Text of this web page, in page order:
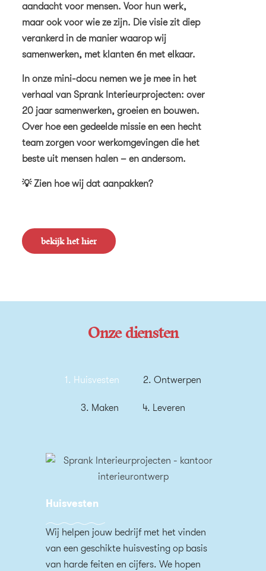
aandacht voor mensen. Voor hun werk,
maar ook voor wie ze zijn. Die visie zit diep
verankerd in de manier waarop wij
samenwerken, met klanten én met elkaar.
In onze mini-docu nemen we je mee in het
verhaal van Sprank Interieurprojecten: over
20 jaar samenwerken, groeien en bouwen.
Over hoe een gedeelde missie en een hecht
team zorgen voor werkomgevingen die het
beste uit mensen halen – en andersom.
💡 Zien hoe wij dat aanpakken?
bekijk het hier
Onze diensten
1. Huisvesten 2. Ontwerpen
3. Maken 4. Leveren
Huisvesten
Wij helpen jouw bedrijf met het vinden
van een geschikte huisvesting op basis
van harde feiten en cijfers. We hopen